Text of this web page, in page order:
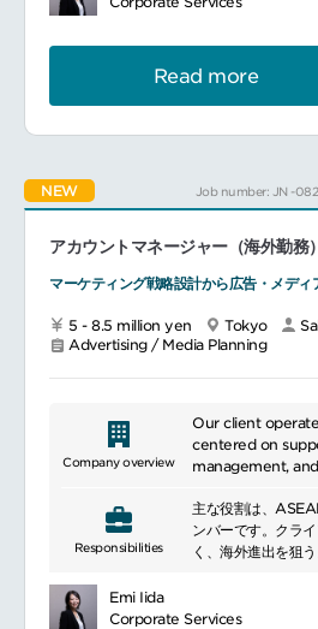
also offer a
training
and quality.
新規顧客開拓、市場
環境・ESG・サス
提案活動
セミナー、展示会
新サービス開発や
Read more
NEW Job number: JN -
アカウントマネージャー（海外勤務）
マーケティング戦略設計から広告・メデ
5 - 8.5 million yen Tokyo
Advertising / Media Planning
Company overview
Our client
centered on
management,
Responsibilities
主な役割は、
ンバーです。クラ
く、海外進出を狙
ニケーションデザ
Emi Iida
Corporate Services